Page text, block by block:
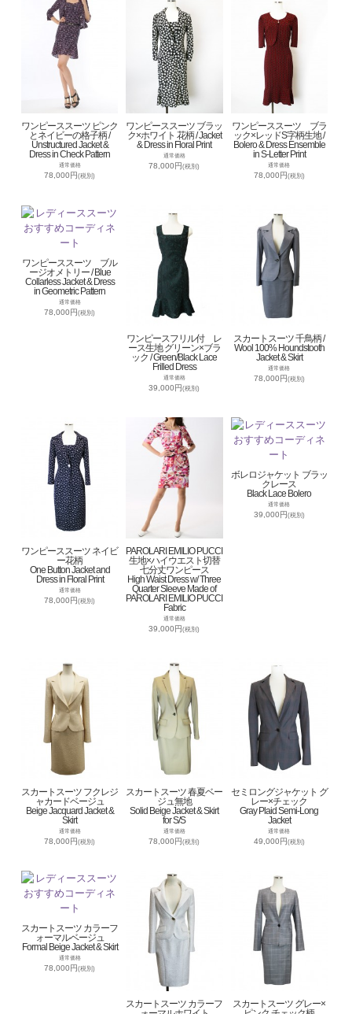
ワンピーススーツ ピンク
とネイビーの格子柄 /
Unstructured Jacket &
Dress in Check Pattern
通常価格
78,000円(税別)
ワンピーススーツ ブラッ
ク×ホワイト 花柄 / Jacket
& Dress in Floral Print
通常価格
78,000円(税別)
ワンピーススーツ ブラ
ック×レッドS字柄生地 /
Bolero & Dress Ensemble
in S-Letter Print
通常価格
78,000円 (税別)
ワンピーススーツ ブル
ージオメトリー / Blue
Collarless Jacket & Dress
in Geometric Pattern
通常価格
78,000円(税別)
ワンピースフリル付 レ
ース生地 グリーン×ブラ
ック / Green/Black Lace
Frilled Dress
通常価格
39,000円(税別)
スカートスーツ 千鳥柄 /
Wool 100% Houndstooth
Jacket & Skirt
通常価格
78,000円 (税別)
ワンピーススーツ ネイビ
ー花柄
One Button Jacket and
Dress in Floral Print
通常価格
78,000円(税別)
PAROLARI EMILIO PUCCI
生地×ハイウエスト切替
七分丈ワンピース
High Waist Dress w/ Three
Quarter Sleeve Made of
PAROLARI EMILIO PUCCI
Fabric
通常価格
39,000円(税別)
ボレロジャケット ブラッ
クレース
Black Lace Bolero
通常価格
39,000円 (税別)
スカートスーツ フクレジ
ャカードベージュ
Beige Jacquard Jacket &
Skirt
通常価格
78,000円(税別)
スカートスーツ 春夏ベー
ジュ無地
Solid Beige Jacket & Skirt
for S/S
通常価格
78,000円(税別)
セミロングジャケット グ
レー×チェック
Gray Plaid Semi-Long
Jacket
通常価格
49,000円(税別)
スカートスーツ カラーフ
ォーマルベージュ
Formal Beige Jacket & Skirt
通常価格
78,000円(税別)
スカートスーツ カラーフ
スカートスーツ グレー×